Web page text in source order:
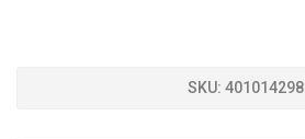
SKU: 401014298